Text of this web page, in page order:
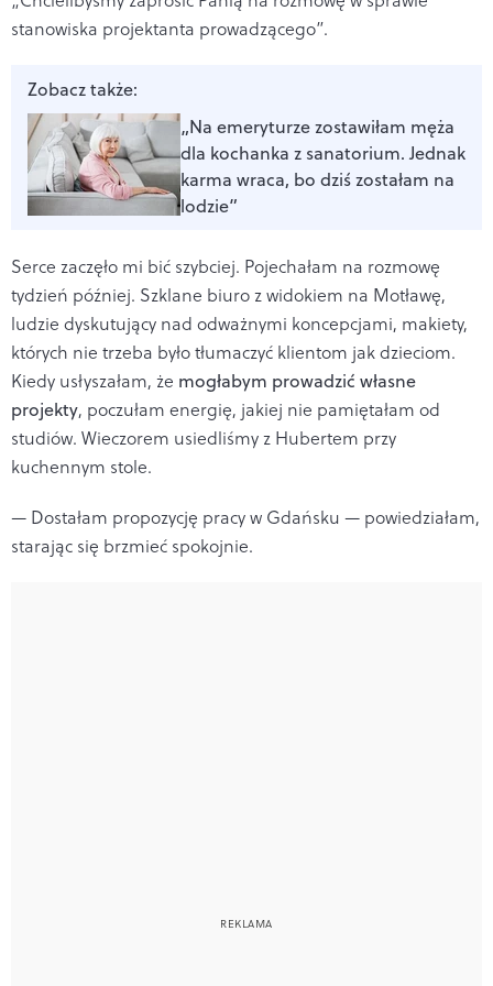
stanowiska projektanta prowadzącego”.
Zobacz także:
„Na emeryturze zostawiłam męża
dla kochanka z sanatorium. Jednak
karma wraca, bo dziś zostałam na
lodzie”
Serce zaczęło mi bić szybciej. Pojechałam na rozmowę
tydzień później. Szklane biuro z widokiem na Motławę,
ludzie dyskutujący nad odważnymi koncepcjami, makiety,
których nie trzeba było tłumaczyć klientom jak dzieciom.
Kiedy usłyszałam, że mogłabym prowadzić własne
projekty, poczułam energię, jakiej nie pamiętałam od
studiów. Wieczorem usiedliśmy z Hubertem przy
kuchennym stole.
— Dostałam propozycję pracy w Gdańsku — powiedziałam,
starając się brzmieć spokojnie.